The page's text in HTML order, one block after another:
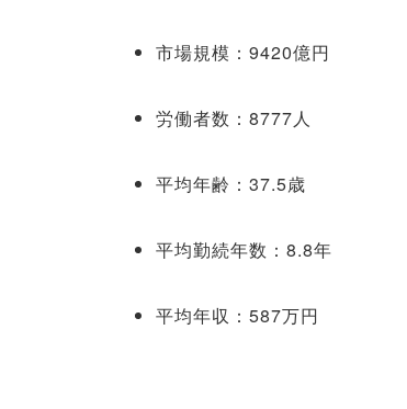
市場規模：9420億円
労働者数：8777人
平均年齢：37.5歳
平均勤続年数：8.8年
平均年収：587万円